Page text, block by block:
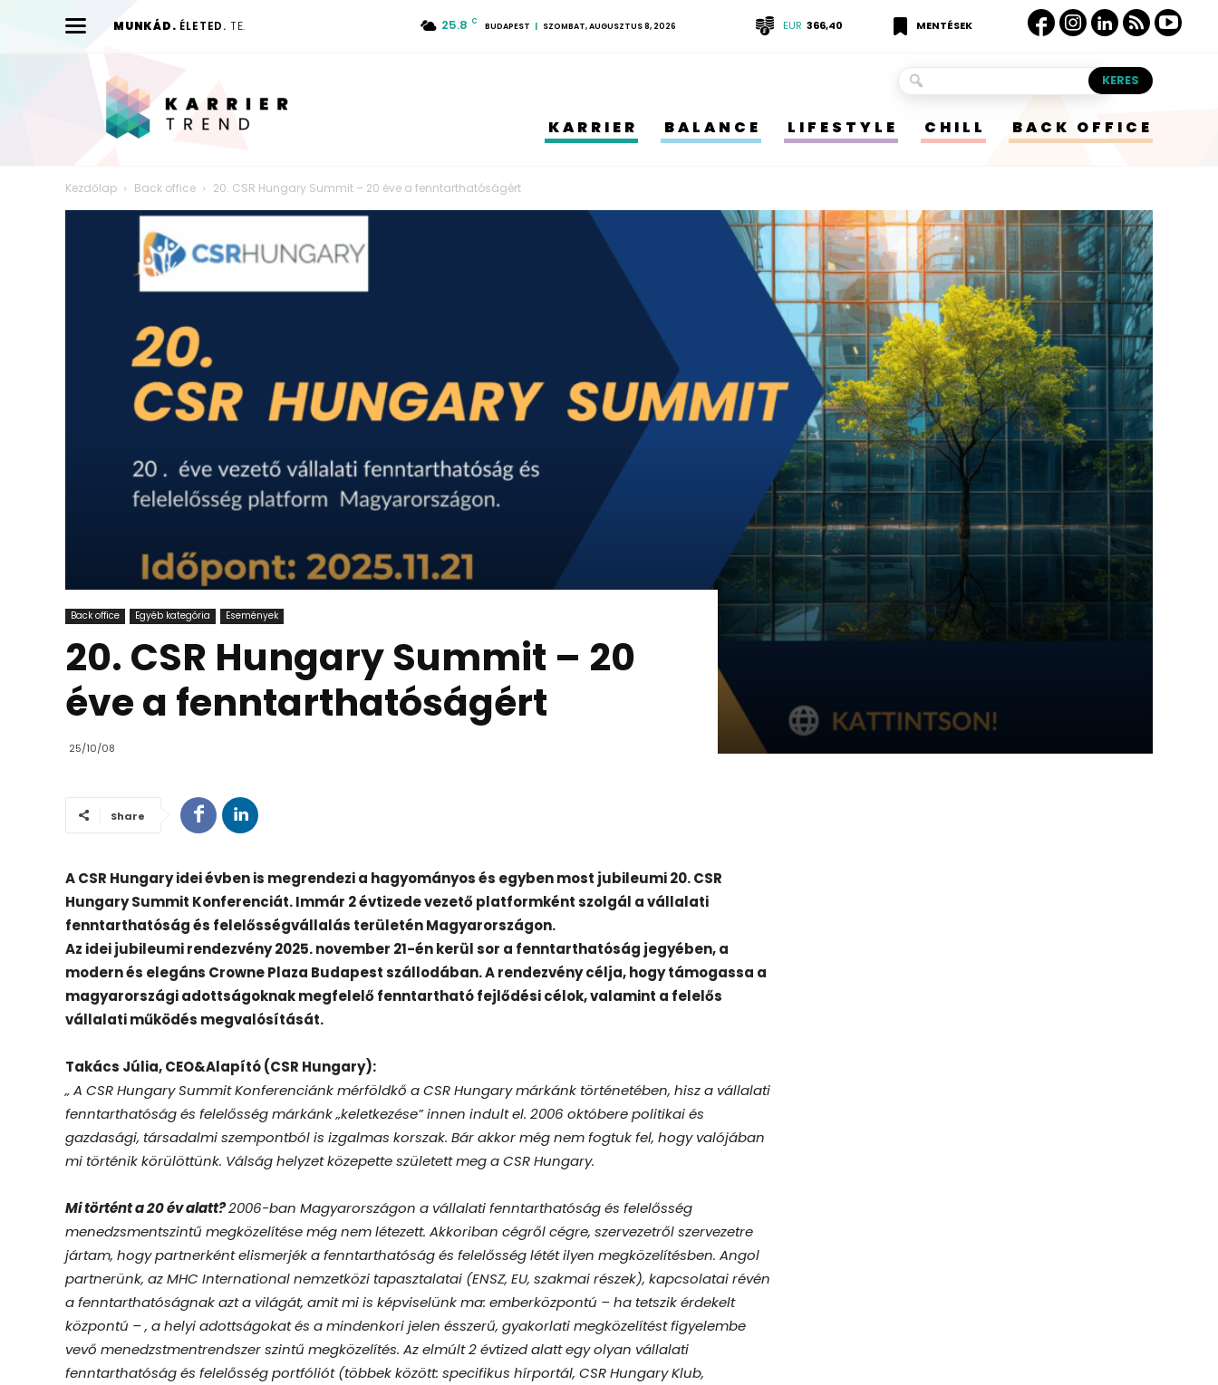
MUNKÁD. ÉLETED. TE. 25.8 C BUDAPEST SZOMBAT, AUGUSZTUS 8, 2026 EUR 366,40 MENTÉSEK
KARRIER BALANCE LIFESTYLE CHILL BACK OFFICE
Kezdőlap Back office 20. CSR Hungary Summit – 20 éve a fenntarthatóságért
Back office Egyéb kategória Események
20. CSR Hungary Summit – 20
éve a fenntarthatóságért
25/10/08
Share
A CSR Hungary idei évben is megrendezi a hagyományos és egyben most jubileumi 20. CSR
Hungary Summit Konferenciát. Immár 2 évtizede vezető platformként szolgál a vállalati
fenntarthatóság és felelősségvállalás területén Magyarországon.
Az idei jubileumi rendezvény 2025. november 21-én kerül sor a fenntarthatóság jegyében, a
modern és elegáns Crowne Plaza Budapest szállodában. A rendezvény célja, hogy támogassa a
magyarországi adottságoknak megfelelő fenntartható fejlődési célok, valamint a felelős
vállalati működés megvalósítását.
Takács Júlia, CEO&Alapító (CSR Hungary):
„ A CSR Hungary Summit Konferenciánk mérföldkő a CSR Hungary márkánk történetében, hisz a vállalati
fenntarthatóság és felelősség márkánk „keletkezése” innen indult el. 2006 októbere politikai és
gazdasági, társadalmi szempontból is izgalmas korszak. Bár akkor még nem fogtuk fel, hogy valójában
mi történik körülöttünk. Válság helyzet közepette született meg a CSR Hungary.
Mi történt a 20 év alatt?2006-ban Magyarországon a vállalati fenntarthatóság és felelősség
menedzsmentszintű megközelítése még nem létezett. Akkoriban cégről cégre, szervezetről szervezetre
jártam, hogy partnerként elismerjék a fenntarthatóság és felelősség létét ilyen megközelítésben. Angol
partnerünk, az MHC International nemzetközi tapasztalatai (ENSZ, EU, szakmai részek), kapcsolatai révén
a fenntarthatóságnak azt a világát, amit mi is képviselünk ma: emberközpontú – ha tetszik érdekelt
központú – , a helyi adottságokat és a mindenkori jelen ésszerű, gyakorlati megközelítést figyelembe
vevő menedzstmentrendszer szintű megközelítés. Az elmúlt 2 évtized alatt egy olyan vállalati
fenntarthatóság és felelősség portfóliót (többek között: specifikus hírportál, CSR Hungary Klub,